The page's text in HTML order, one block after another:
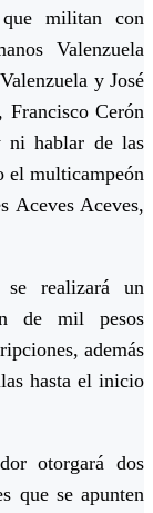
que militan con
Valenzuela
y José
Francisco Cerón
ni hablar de las
el multicampeón
Aceves Aceves,
realizará un
de mil pesos
además
hasta el inicio
otorgará dos
que se apunten